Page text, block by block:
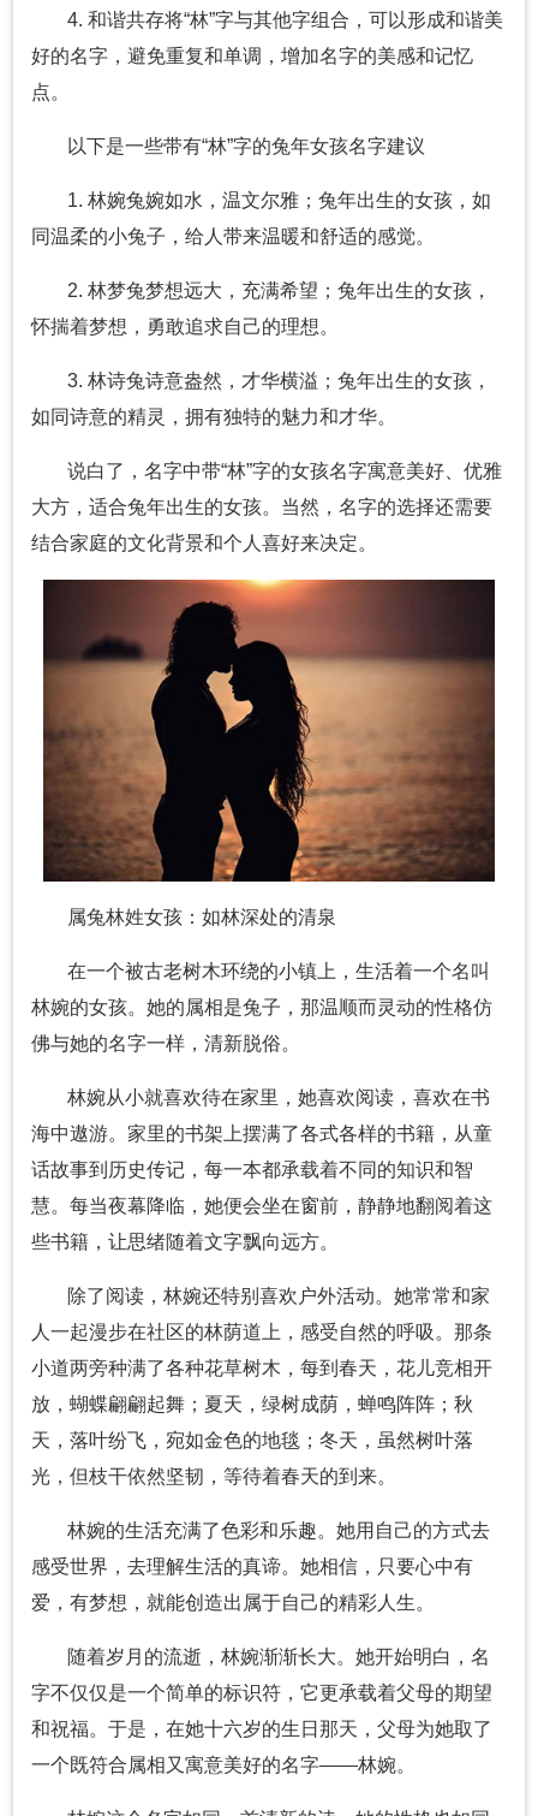
4. 和谐共存将“林”字与其他字组合，可以形成和谐美
好的名字，避免重复和单调，增加名字的美感和记忆
点。
以下是一些带有“林”字的兔年女孩名字建议
1. 林婉兔婉如水，温文尔雅；兔年出生的女孩，如
同温柔的小兔子，给人带来温暖和舒适的感觉。
2. 林梦兔梦想远大，充满希望；兔年出生的女孩，
怀揣着梦想，勇敢追求自己的理想。
3. 林诗兔诗意盎然，才华横溢；兔年出生的女孩，
如同诗意的精灵，拥有独特的魅力和才华。
说白了，名字中带“林”字的女孩名字寓意美好、优雅
大方，适合兔年出生的女孩。当然，名字的选择还需要
结合家庭的文化背景和个人喜好来决定。
属兔林姓女孩：如林深处的清泉
在一个被古老树木环绕的小镇上，生活着一个名叫
林婉的女孩。她的属相是兔子，那温顺而灵动的性格仿
佛与她的名字一样，清新脱俗。
林婉从小就喜欢待在家里，她喜欢阅读，喜欢在书
海中遨游。家里的书架上摆满了各式各样的书籍，从童
话故事到历史传记，每一本都承载着不同的知识和智
慧。每当夜幕降临，她便会坐在窗前，静静地翻阅着这
些书籍，让思绪随着文字飘向远方。
除了阅读，林婉还特别喜欢户外活动。她常常和家
人一起漫步在社区的林荫道上，感受自然的呼吸。那条
小道两旁种满了各种花草树木，每到春天，花儿竞相开
放，蝴蝶翩翩起舞；夏天，绿树成荫，蝉鸣阵阵；秋
天，落叶纷飞，宛如金色的地毯；冬天，虽然树叶落
光，但枝干依然坚韧，等待着春天的到来。
林婉的生活充满了色彩和乐趣。她用自己的方式去
感受世界，去理解生活的真谛。她相信，只要心中有
爱，有梦想，就能创造出属于自己的精彩人生。
随着岁月的流逝，林婉渐渐长大。她开始明白，名
字不仅仅是一个简单的标识符，它更承载着父母的期望
和祝福。于是，在她十六岁的生日那天，父母为她取了
一个既符合属相又寓意美好的名字——林婉。